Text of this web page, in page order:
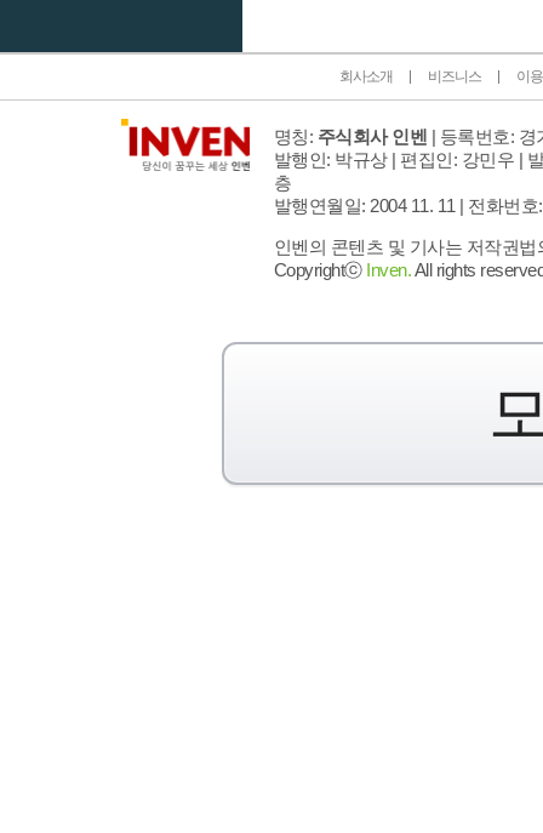
회사소개 비즈니스 이
명칭: 주식회사 인벤 | 등록번호: 경
발행인: 박규상 | 편집인: 강민우 |
층
발행연월일: 2004 11. 11 | 전화번호
인벤의 콘텐츠 및 기사는 저작권
Copyrightⓒ Inven.All rights